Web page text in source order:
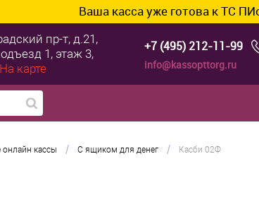
Ваша касса уже готова к ТС ПИоТ?
пр-т, д.21,
1, этаж 3,
На карте
+7 (495) 212-11-99
info@kassopttorg.ru
онлайн кассы / С ящиком для денег / Касби 02Ф